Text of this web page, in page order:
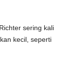
sering kali
kecil, seperti